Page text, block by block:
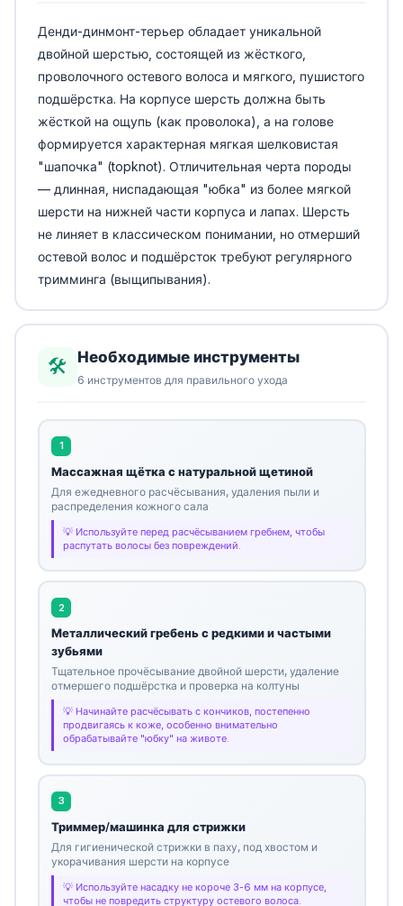
Денди-динмонт-терьер обладает уникальной
двойной шерстью, состоящей из жёсткого,
проволочного остевого волоса и мягкого, пушистого
подшёрстка. На корпусе шерсть должна быть
жёсткой на ощупь (как проволока), а на голове
формируется характерная мягкая шелковистая
"шапочка" (topknot). Отличительная черта породы
— длинная, ниспадающая "юбка" из более мягкой
шерсти на нижней части корпуса и лапах. Шерсть
не линяет в классическом понимании, но отмерший
остевой волос и подшёрсток требуют регулярного
тримминга (выщипывания).
🛠️ Необходимые инструменты
6 инструментов для правильного ухода
1
Массажная щётка с натуральной щетиной
Для ежедневного расчёсывания, удаления пыли и
распределения кожного сала
Используйте перед расчёсыванием гребнем, чтобы
распутать волосы без повреждений.
2
Металлический гребень с редкими и частыми
зубьями
Тщательное прочёсывание двойной шерсти, удаление
отмершего подшёрстка и проверка на колтуны
Начинайте расчёсывать с кончиков, постепенно
продвигаясь к коже, особенно внимательно
обрабатывайте "юбку" на животе.
3
Триммер/машинка для стрижки
Для гигиенической стрижки в паху, под хвостом и
укорачивания шерсти на корпусе
Используйте насадку не короче 3-6 мм на корпусе,
чтобы не повредить структуру остевого волоса.